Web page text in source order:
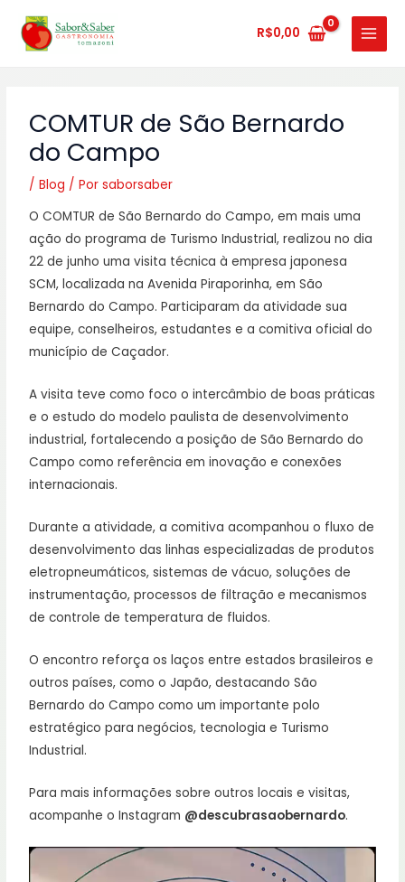
para
R$0,00
MAIN
MENU
COMTUR de São Bernardo
do Campo
/Blog / Porsaborsaber
O COMTUR de São Bernardo do Campo, em mais uma
ação do programa de Turismo Industrial, realizou no dia
22 de junho uma visita técnica à empresa japonesa
SCM, localizada na Avenida Piraporinha, em São
Bernardo do Campo. Participaram da atividade sua
equipe, conselheiros, estudantes e a comitiva oficial do
município de Caçador.
A visita teve como foco o intercâmbio de boas práticas
e o estudo do modelo paulista de desenvolvimento
industrial, fortalecendo a posição de São Bernardo do
Campo como referência em inovação e conexões
internacionais.
Durante a atividade, a comitiva acompanhou o fluxo de
desenvolvimento das linhas especializadas de produtos
eletropneumáticos, sistemas de vácuo, soluções de
instrumentação, processos de filtração e mecanismos
de controle de temperatura de fluidos.
O encontro reforça os laços entre estados brasileiros e
outros países, como o Japão, destacando São
Bernardo do Campo como um importante polo
estratégico para negócios, tecnologia e Turismo
Industrial.
Para mais informações sobre outros locais e visitas,
acompanhe o Instagram @descubrasaobernardo.
Tocador